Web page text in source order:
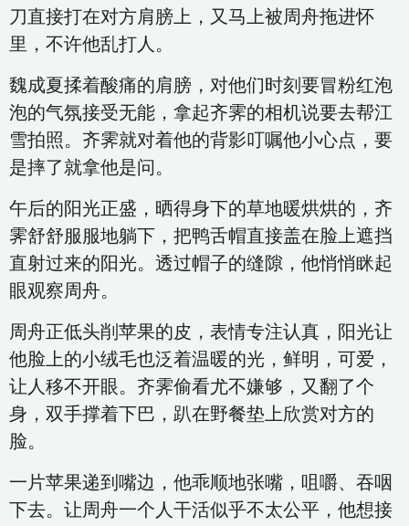
刀直接打在对方肩膀上，又马上被周舟拖进怀
里，不许他乱打人。
魏成夏揉着酸痛的肩膀，对他们时刻要冒粉红泡
泡的气氛接受无能，拿起齐霁的相机说要去帮江
雪拍照。齐霁就对着他的背影叮嘱他小心点，要
是摔了就拿他是问。
午后的阳光正盛，晒得身下的草地暖烘烘的，齐
霁舒舒服服地躺下，把鸭舌帽直接盖在脸上遮挡
直射过来的阳光。透过帽子的缝隙，他悄悄眯起
眼观察周舟。
周舟正低头削苹果的皮，表情专注认真，阳光让
他脸上的小绒毛也泛着温暖的光，鲜明，可爱，
让人移不开眼。齐霁偷看尤不嫌够，又翻了个
身，双手撑着下巴，趴在野餐垫上欣赏对方的
脸。
一片苹果递到嘴边，他乖顺地张嘴，咀嚼、吞咽
下去。让周舟一个人干活似乎不太公平，他想接